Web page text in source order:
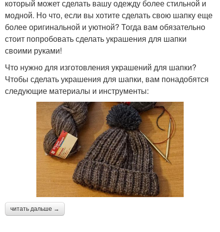
который может сделать вашу одежду более стильной и
модной. Но что, если вы хотите сделать свою шапку еще
более оригинальной и уютной? Тогда вам обязательно
стоит попробовать сделать украшения для шапки
своими руками!
Что нужно для изготовления украшений для шапки?
Чтобы сделать украшения для шапки, вам понадобятся
следующие материалы и инструменты:
читать дальше →